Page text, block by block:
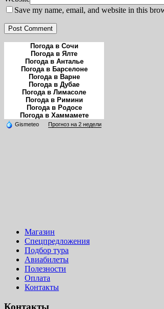
Save my name, email, and website in this
Post Comment
Погода в Сочи
Погода в Ялте
Погода в Анталье
Погода в Барселоне
Погода в Варне
Погода в Дубае
Погода в Лимасоле
Погода в Римини
Погода в Родосе
Погода в Хаммамете
Gismeteo Прогноз на 2 недели
Магазин
Спецпредложения
Подбор тура
Авиабилеты
Полезности
Оплата
Контакты
Контакты